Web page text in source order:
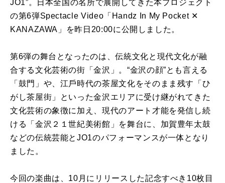
JO1”。⽇本全国の名所で展開してきた本プロジェクト
の第6弾Spectacle Video「Handz In My Pocket ✕
KANAZAWA」を昨⽇20:00に公開しました。
第6弾の舞台となったのは、伝統⽂化と現代⽂化が融
合する⽂化芸術の街「⾦沢」。“⾦沢の顔”とも⾔える
「⿎⾨」や、江⼾時代の茶屋⽂化をそのまま残す「ひ
がし茶屋街」といった⾦沢エリアに受け継がれてきた
⽂化芸術の象徴に加え、現代のアート才能を発信し続
ける「⾦沢２１世紀美術館」を舞台に、加賀豊年太⿎
などの伝統芸能とJO1のパフォーマンスが⼀体となり
ました。
今回の楽曲は、10⽉にリリースした記念すべき10枚⽬